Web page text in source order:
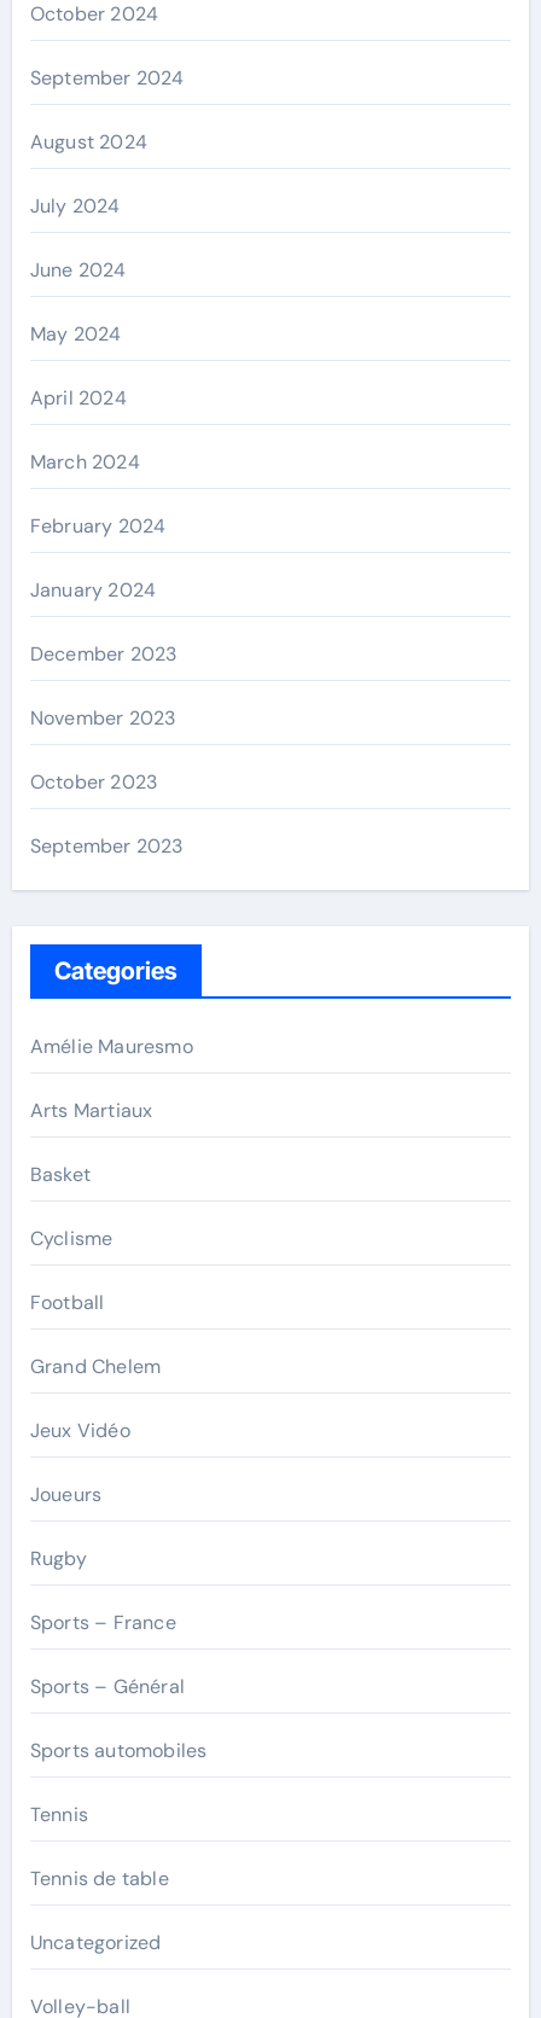
October 2024
September 2024
August 2024
July 2024
June 2024
May 2024
April 2024
March 2024
February 2024
January 2024
December 2023
November 2023
October 2023
September 2023
Categories
Amélie Mauresmo
Arts Martiaux
Basket
Cyclisme
Football
Grand Chelem
Jeux Vidéo
Joueurs
Rugby
Sports – France
Sports – Général
Sports automobiles
Tennis
Tennis de table
Uncategorized
Volley-ball